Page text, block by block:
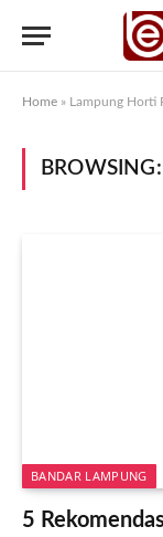
Home » Lampung Horti
BROWSING:
BANDAR LAMPUNG
5